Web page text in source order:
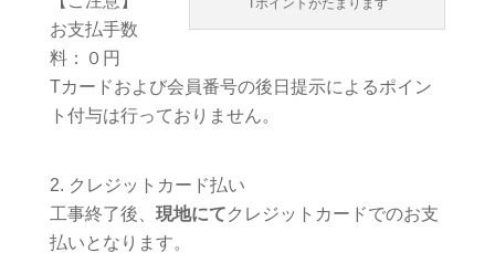
お支払手数
料：０円
Tカードおよび会員番号の後日提示によるポイン
ト付与は行っておりません。
クレジットカード払い
工事終了後、 現地にてクレジットカードでのお支
払いとなります。